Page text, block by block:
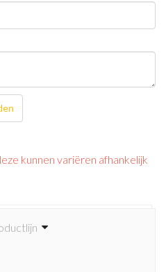
kunnen variëren afhankelijk